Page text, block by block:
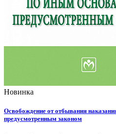
Новинка
Освобождение от отбывания
предусмотренным законом